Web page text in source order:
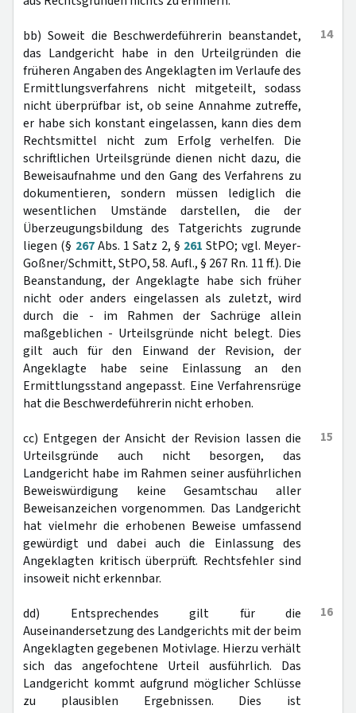
14
bb) Soweit die Beschwerdeführerin beanstandet,
das Landgericht habe in den Urteilgründen die
früheren Angaben des Angeklagten im Verlaufe des
Ermittlungsverfahrens nicht mitgeteilt, sodass
nicht überprüfbar ist, ob seine Annahme zutreffe,
er habe sich konstant eingelassen, kann dies dem
Rechtsmittel nicht zum Erfolg verhelfen. Die
schriftlichen Urteilsgründe dienen nicht dazu, die
Beweisaufnahme und den Gang des Verfahrens zu
dokumentieren, sondern müssen lediglich die
wesentlichen Umstände darstellen, die der
Überzeugungsbildung des Tatgerichts zugrunde
liegen (§ 267Abs. 1 Satz 2, § 261 StPO; vgl. Meyer-
Goßner/Schmitt, StPO, 58. Aufl., § 267 Rn. 11 ff.). Die
Beanstandung, der Angeklagte habe sich früher
nicht oder anders eingelassen als zuletzt, wird
durch die - im Rahmen der Sachrüge allein
maßgeblichen - Urteilsgründe nicht belegt. Dies
gilt auch für den Einwand der Revision, der
Angeklagte habe seine Einlassung an den
Ermittlungsstand angepasst. Eine Verfahrensrüge
hat die Beschwerdeführerin nicht erhoben.
15
cc) Entgegen der Ansicht der Revision lassen die
Urteilsgründe auch nicht besorgen, das
Landgericht habe im Rahmen seiner ausführlichen
Beweiswürdigung keine Gesamtschau aller
Beweisanzeichen vorgenommen. Das Landgericht
hat vielmehr die erhobenen Beweise umfassend
gewürdigt und dabei auch die Einlassung des
Angeklagten kritisch überprüft. Rechtsfehler sind
insoweit nicht erkennbar.
16
dd) Entsprechendes gilt für die
Auseinandersetzung des Landgerichts mit der beim
Angeklagten gegebenen Motivlage. Hierzu verhält
sich das angefochtene Urteil ausführlich. Das
Landgericht kommt aufgrund möglicher Schlüsse
zu plausiblen Ergebnissen. Dies ist